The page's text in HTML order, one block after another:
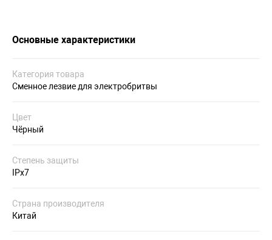
Основные характеристики
Категория товара
Сменное лезвие для электробритвы
Цвет
Чёрный
Степень защиты
IPx7
Страна производителя
Китай